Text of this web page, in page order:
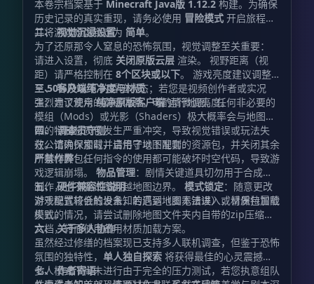
本卷宗档案基于 Minecraft Java版 1.12.2 构建。为确保
历史记录的真实重现，请务必使用 冒险模式 开启旅程，
并将游戏难度锁定为 简单。
二、 视觉沉浸设置
为了还原那令人窒息的恐怖氛围，视觉调整至关重要：
请进入设置，彻底 关闭原版云层 渲染。 视野距离（视
距）请严格控制在 8个区块或以下。 游戏亮度建议调整
至50%及以下的昏暗状态；若您是视频创作者或实况
主，为了观众的观感体验，可酌情微调亮度。
三、 客户端纯净度与材质
强烈建议使用纯净原版客户端运行地图。任何非必要的
模组（Mods）或光影（Shaders）极大概率会与地图自
带的特制材质包发生严重冲突，导致视觉错误或玩法失
效。请确保加载并启用了地图配套的资源包，并关闭其余
所有材质包。
四、 调查员守则
在公馆内探索时，请恪守以下准则：
严禁作弊：任何指令的使用都可能破坏时空代码，导致游
戏逻辑崩塌。 物品管理：剧情关键道具切勿用于合成台
制作，也不要试图翻越地图边界。 模式锁定：随意更改
游戏模式将会触发未知的厄运（脚本错误），请保持冒险
模式。
五、 硬件兼容性说明
对于配置较低的设备，若遇到地图无法进入或材质包加载
失败的情况，请尝试删除地图文件夹内自带的zip压缩包
文档，转而使用备用材质加载方案。
六、 关于多人协作
虽然经过修缮的档案现已支持多人联机调查，但鉴于恐怖
氛围的独特性， 单人独自探索 将获得最佳的心灵震撼。
多人模式下尚未进行由于完全的压力测试，若您执意组队
七、 作者寄语